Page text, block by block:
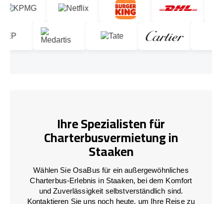
Ihre Spezialisten für
Charterbusvermietung in
Staaken
Wählen Sie OsaBus für ein außergewöhnliches
Charterbus-Erlebnis in Staaken, bei dem Komfort
und Zuverlässigkeit selbstverständlich sind.
Kontaktieren Sie uns noch heute, um Ihre Reise zu